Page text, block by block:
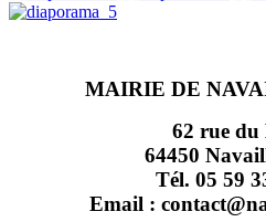
MAIRIE DE
62 rue du
64450
Tél. 05 59
Email :